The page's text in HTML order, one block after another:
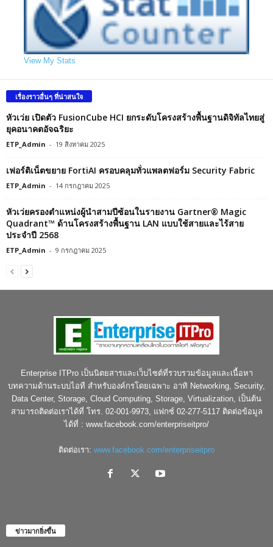
View My Stats
เรื่องราวอื่นๆ ที่น่าสนใจ
หัวเว่ย เปิดตัว FusionCube HCI ยกระดับโครงสร้างพื้นฐานดิจิทัลไทยสู่
ยุคอนาคตอัจฉริยะ
ETP_Admin - 19 สิงหาคม 2025
เฟอร์ติเน็ตขยาย FortiAI ครอบคลุมทั่วแพลตฟอร์ม Security Fabric
ETP_Admin - 14 กรกฎาคม 2025
หัวเว่ยครองตำแหน่งผู้นำสามปีซ้อนในรายงาน Gartner® Magic
Quadrant™ ด้านโครงสร้างพื้นฐาน LAN แบบใช้สายและไร้สาย
ประจำปี 2568
ETP_Admin - 9 กรกฎาคม 2025
Enterprise ITPro เป็นนิตยสารและเว็บไซต์ที่รวบรวมข้อมูลและเนื้อหา
บทความด้านระบบไอที สำหรับองค์กรโดยเฉพาะ อาทิ Networking, Security,
Data Center, Storage, Cloud Computing, Storage, Virtualization, เป็นต้น
สามารถติดต่อเราได้ที่ โทร. 02-001-9973, แฟกซ์ 02-277-5117 ติดต่อข้อมูล
ได้ที่ : www.facebook.com/enterpriseitpro/
ติดต่อเรา: www.facebook.com/enterpriseitpro
ข่าวมากยิ่งขึ้น